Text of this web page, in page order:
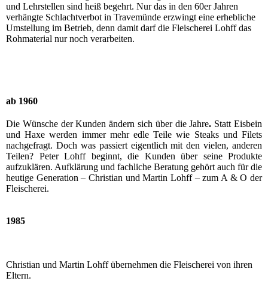
und Lehrstellen sind heiß begehrt. Nur das in den 60er Jahren
verhängte Schlachtverbot in Travemünde erzwingt eine erhebliche
Umstellung im Betrieb, denn damit darf die Fleischerei Lohff das
Rohmaterial nur noch verarbeiten.
ab 1960
Die Wünsche der Kunden ändern sich über die Jahre. Statt Eisbein
und Haxe werden immer mehr edle Teile wie Steaks und Filets
nachgefragt. Doch was passiert eigentlich mit den vielen, anderen
Teilen? Peter Lohff beginnt, die Kunden über seine Produkte
aufzuklären. Aufklärung und fachliche Beratung gehört auch für die
heutige Generation – Christian und Martin Lohff – zum A & O der
Fleischerei.
1985
Christian und Martin Lohff übernehmen die Fleischerei von ihren
Eltern.